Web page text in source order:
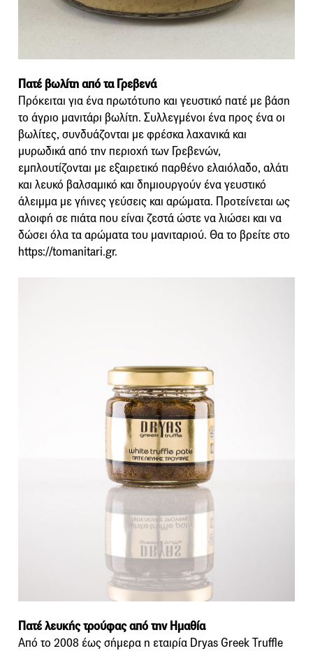
Πατέ βωλίτη από τα Γρεβενά
Πρόκειται για ένα πρωτότυπο και γευστικό πατέ με βάση
το άγριο μανιτάρι βωλίτη. Συλλεγμένοι ένα προς ένα οι
βωλίτες, συνδυάζονται με φρέσκα λαχανικά και
μυρωδικά από την περιοχή των Γρεβενών,
εμπλουτίζονται με εξαιρετικό παρθένο ελαιόλαδο, αλάτι
και λευκό βαλσαμικό και δημιουργούν ένα γευστικό
άλειμμα με γήινες γεύσεις και αρώματα. Προτείνεται ως
αλοιφή σε πιάτα που είναι ζεστά ώστε να λιώσει και να
δώσει όλα τα αρώματα του μανιταριού. Θα το βρείτε στο
https://tomanitari.gr.
Πατέ λευκής τρούφας από την Ημαθία
Από το 2008 έως σήμερα η εταιρία Dryas Greek Truffle